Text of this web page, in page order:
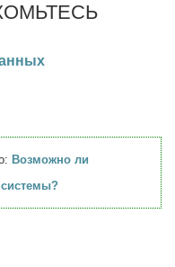
Возможно ли